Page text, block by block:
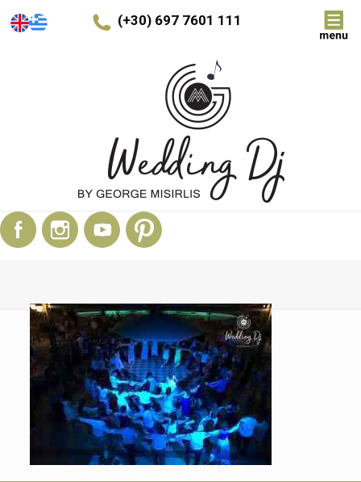
(+30) 697 7601 111